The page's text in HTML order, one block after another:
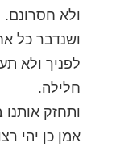
ולא חסרונם.
ושנדבר כל
לפניך ולא
חלילה.
ותחזק
אמן כן יהי